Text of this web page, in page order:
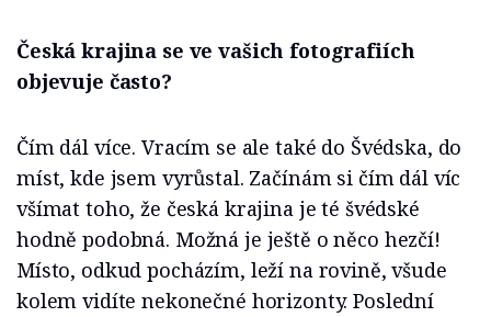
Česká krajina se ve vašich fotografiích
objevuje často?
Čím dál více. Vracím se ale také do Švédska, do
míst, kde jsem vyrůstal. Začínám si čím dál víc
všímat toho, že česká krajina je té švédské
hodně podobná. Možná je ještě o něco hezčí!
Místo, odkud pocházím, leží na rovině, všude
kolem vidíte nekonečné horizonty. Poslední